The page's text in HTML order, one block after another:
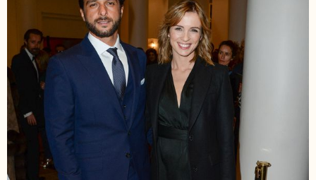
présentatrice TF1 au
Match de tournée
d'automne "France -
Fidji (34-21)" à
Bordeaux, le 15
novembre 2025. Crédit
Thierry
Breton/PsnewZ/Bestimage
Isabelle Ithurburu à la
soirée de lancement
"Octobre Rose"
organisée par
l'association Ruban
Rose présentée par I.
Ithurburu à Paris le
mardi 30 septembre
2025. Crédit Léa Maï -
Léo Trotin - association
Ruban Rose /